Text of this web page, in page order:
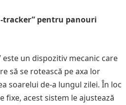
tracker” pentru panouri
un dispozitiv mecanic care
să se rotească pe axa lor
soarelui de-a lungul zilei. În loc
fixe, acest sistem le ajustează